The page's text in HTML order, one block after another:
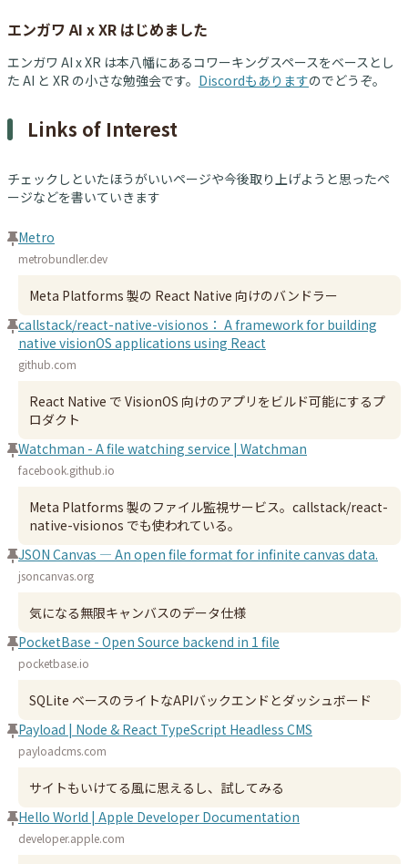
エンガワ AI x XR はじめました
エンガワ AI x XR は本八幡にあるコワーキングスペースをベースとし
た AI と XR の小さな勉強会です。 Discordもありますのでどうぞ。
Links of Interest
チェックしといたほうがいいページや今後取り上げようと思ったペ
ージなどを書いていきます
Metro
metrobundler.dev
Meta Platforms 製の React Native 向けのバンドラー
callstack/react-native-visionos： A framework for building
native visionOS applications using React
github.com
React Native で VisionOS 向けのアプリをビルド可能にするプ
ロダクト
Watchman - A file watching service | Watchman
facebook.github.io
Meta Platforms 製のファイル監視サービス。callstack/react-
native-visionos でも使われている。
JSON Canvas — An open file format for infinite canvas data.
jsoncanvas.org
気になる無限キャンバスのデータ仕様
PocketBase - Open Source backend in 1 file
pocketbase.io
SQLite ベースのライトなAPIバックエンドとダッシュボード
Payload | Node & React TypeScript Headless CMS
payloadcms.com
サイトもいけてる風に思えるし、試してみる
Hello World | Apple Developer Documentation
developer.apple.com